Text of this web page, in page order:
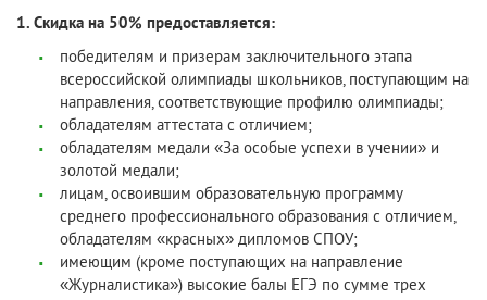
1. Скидка на 50% предоставляется:
победителям и призерам заключительного этапа
всероссийской олимпиады школьников, поступающим на
направления, соответствующие профилю олимпиады;
обладателям аттестата с отличием;
обладателям медали «За особые успехи в учении» и
золотой медали;
лицам, освоившим образовательную программу
среднего профессионального образования с отличием,
обладателям «красных» дипломов СПОУ;
имеющим (кроме поступающих на направление
«Журналистика») высокие балы ЕГЭ по сумме трех